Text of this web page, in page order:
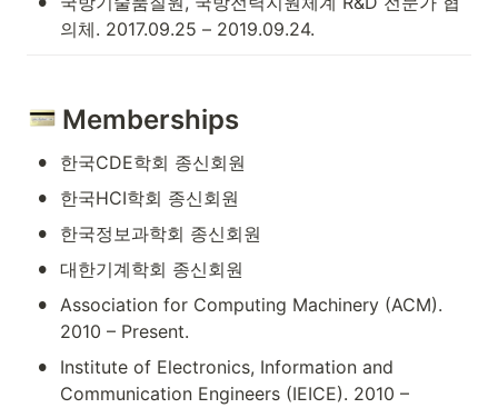
의체. 2017.09.25 – 2019.09.24.
Memberships
• 한국CDE학회 종신회원
• 한국HCI학회 종신회원
• 한국정보과학회 종신회원
• 대한기계학회 종신회원
• Association for Computing Machinery (ACM).
2010 – Present.
•
Institute of Electronics, Information and
Communication Engineers (IEICE). 2010 –